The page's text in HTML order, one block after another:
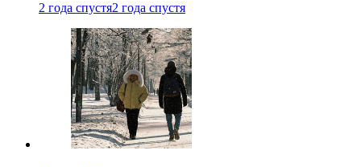
2 года спустя2 года спустя